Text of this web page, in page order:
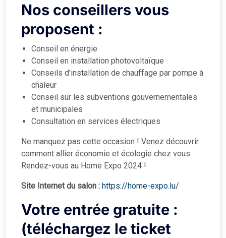
Nos conseillers vous
proposent :
Conseil en énergie
Conseil en installation photovoltaïque
Conseils d'installation de chauffage par pompe à
chaleur
Conseil sur les subventions gouvernementales
et municipales
Consultation en services électriques
Ne manquez pas cette occasion ! Venez découvrir
comment allier économie et écologie chez vous.
Rendez-vous au Home Expo 2024 !
Site Internet du salon : https://home-expo.lu/
Votre entrée gratuite :
(téléchargez le ticket